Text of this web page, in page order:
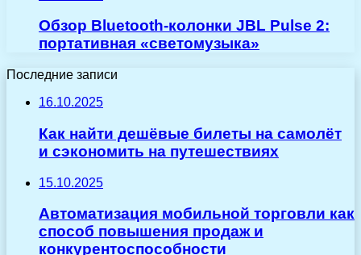
Обзор Bluetooth-колонки JBL Pulse 2:
портативная «светомузыка»
Последние записи
16.10.2025
Как найти дешёвые билеты на самолёт
и сэкономить на путешествиях
15.10.2025
Автоматизация мобильной торговли как
способ повышения продаж и
конкурентоспособности